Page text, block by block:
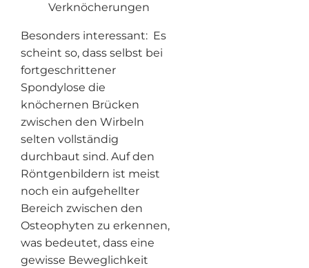
Verknöcherungen
Besonders interessant: Es
scheint so, dass selbst bei
fortgeschrittener
Spondylose die
knöchernen Brücken
zwischen den Wirbeln
selten vollständig
durchbaut sind. Auf den
Röntgenbildern ist meist
noch ein aufgehellter
Bereich zwischen den
Osteophyten zu erkennen,
was bedeutet, dass eine
gewisse Beweglichkeit